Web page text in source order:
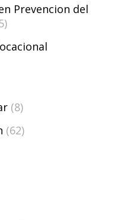
Prevencion del
(8)
(62)